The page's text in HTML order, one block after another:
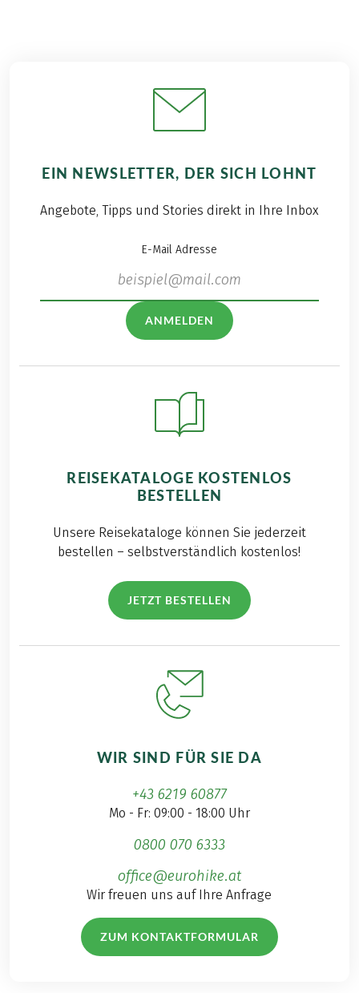
EIN NEWSLETTER, DER SICH LOHNT
Angebote, Tipps und Stories direkt in Ihre Inbox
E-Mail Adresse
ANMELDEN
REISEKATALOGE KOSTENLOS
BESTELLEN
Unsere Reisekataloge können Sie jederzeit
bestellen – selbstverständlich kostenlos!
JETZT BESTELLEN
WIR SIND FÜR SIE DA
+43 6219 60877
Mo - Fr: 09:00 - 18:00 Uhr
0800 070 6333
office@eurohike.at
Wir freuen uns auf Ihre Anfrage
ZUM KONTAKTFORMULAR